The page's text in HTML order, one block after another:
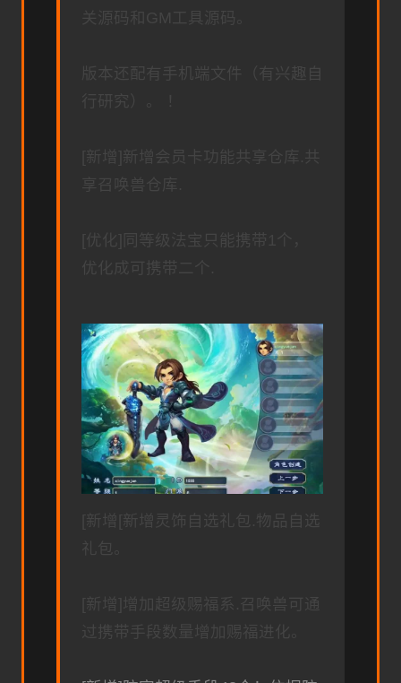
关源码和GM工具源码。
版本还配有手机端文件（有兴趣自
行研究）。 ！
[新增]新增会员卡功能共享仓库.共
享召唤兽仓库.
[优化]同等级法宝只能携带1个，
优化成可携带二个.
[新增[新增灵饰自选礼包.物品自选
礼包。
[新增]增加超级赐福系.召唤兽可通
过携带手段数量增加赐福进化。